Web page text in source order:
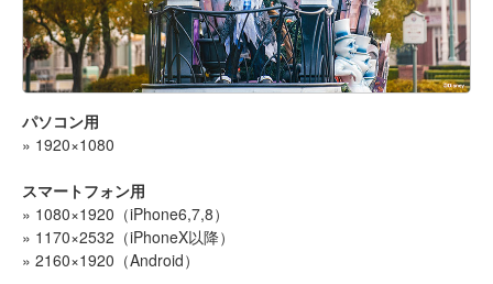
パソコン用
» 1920×1080
スマートフォン用
» 1080×1920（iPhone6,7,8）
» 1170×2532（iPhoneX以降）
» 2160×1920（Android）